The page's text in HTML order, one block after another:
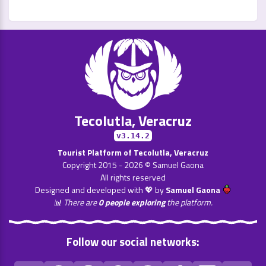
Tecolutla, Veracruz
v3.14.2
Tourist Platform of Tecolutla, Veracruz
Copyright 2015 - 2026 © Samuel Gaona
All rights reserved
Designed and developed with 💖 bySamuel Gaona
📊 There are0 people exploringthe platform.
Follow our social networks: